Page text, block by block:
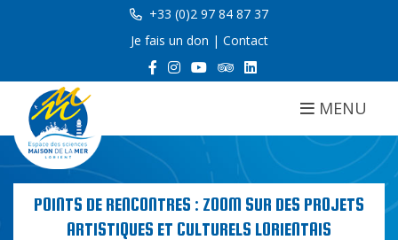
+33 (0)2 97 84 87 37
Je fais un don | Contact
MENU
POINTS DE RENCONTRES : ZOOM SUR DES PROJETS
ARTISTIQUES ET CULTURELS LORIENTAIS